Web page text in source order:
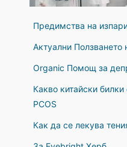
Предимства на
Актуални Ползването
Organic Помощ за
Какво китайски билки
PCOS
Как да се лекува